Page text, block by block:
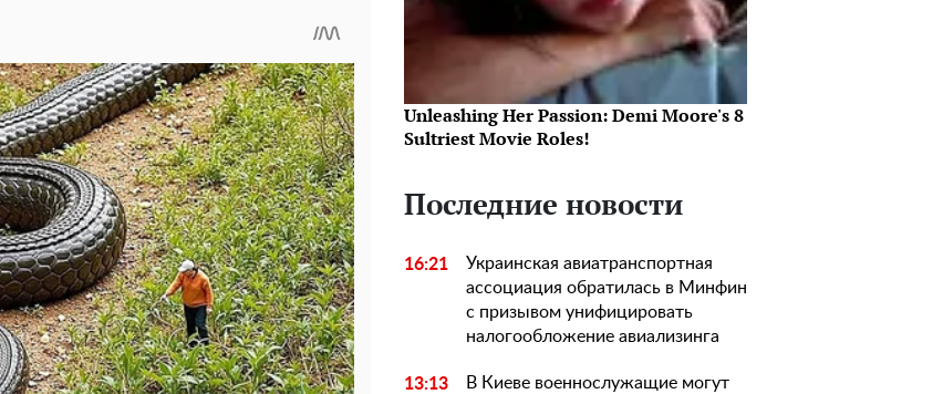
Unleashing Her Passion: Demi Moore's 8
Sultriest Movie Roles!
Последние новости
16:21
Украинская авиатранспортная
ассоциация обратилась в Минфин
с призывом унифицировать
налогообложение авиализинга
13:13 В Киеве военнослужащие могут